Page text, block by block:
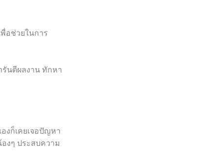
อช่วยในการ
นตีผลงาน ทักหา
งก็เคยเจอปัญหา
งๆ ประสบความ